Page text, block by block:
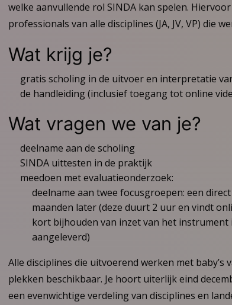
welke aanvullende rol SINDA kan spelen.
professionals van alle disciplines (JA, JV, VP) die
Wat krijg je?
gratis scholing in de uitvoer en interpretatie
de handleiding (inclusief toegang tot online
Wat vragen we van je?
deelname aan de scholing
SINDA uittesten in de praktijk
meedoen met evaluatieonderzoek:
deelname aan twee focusgroepen: een
maanden later (deze duurt 2 uur en vindt
kort bijhouden van inzet van het
aangeleverd)
Alle disciplines die uitvoerend werken met
plekken beschikbaar. Je hoort uiterlijk eind
een evenwichtige verdeling van disciplines en